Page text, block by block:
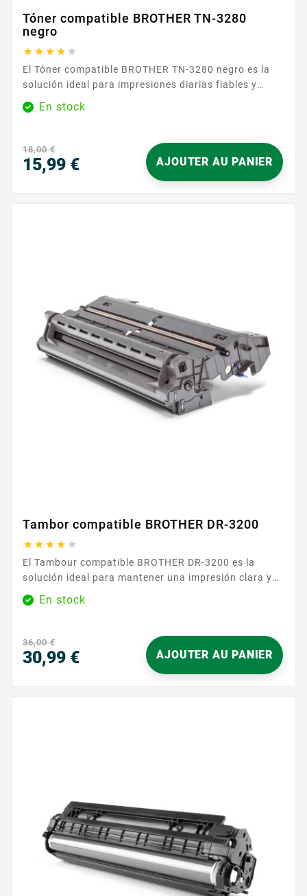
Tóner compatible BROTHER TN-3280
negro
    
El Tóner compatible BROTHER TN-3280 negro es la
solución ideal para impresiones diarias fiables y
uniformes. Diseñado para integrarse perfectamente
con su equipo, le permite obtener documentos nítidos
compatibilidad con las referencias BROTHER TN-
3280 y TN-3230 , este cartucho se adapta a las
impresoras...
En stock
18,00 €
15,99 € AJOUTER AU PANIER
Tambor compatible BROTHER DR-3200
    
El Tambour compatible BROTHER DR-3200 es la
solución ideal para mantener una impresión clara y
regular en el día a día. Diseñado para funcionar en
perfecta armonía con las impresoras que aceptan el
nítidos y limpios, ya sean textos, informes o
correspondencia profesional. Su instalación sencilla
le ahorra...
En stock
36,00 €
30,99 € AJOUTER AU PANIER